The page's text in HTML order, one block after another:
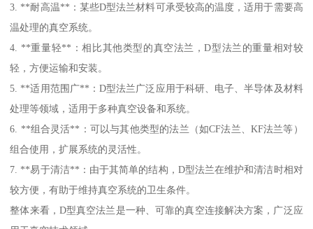
3. **耐高温**：某些D型法兰材料可承受较高的温度，适用于需要高
温处理的真空系统。
4. **重量轻**：相比其他类型的真空法兰，D型法兰的重量相对较
轻，方便运输和安装。
5. **适用范围广**：D型法兰广泛应用于科研、电子、半导体及材料
处理等领域，适用于多种真空设备和系统。
6. **组合灵活**：可以与其他类型的法兰（如CF法兰、KF法兰等）
组合使用，扩展系统的灵活性。
7. **易于清洁**：由于其简单的结构，D型法兰在维护和清洁时相对
较方便，有助于维持真空系统的卫生条件。
整体来看，D型真空法兰是一种、可靠的真空连接解决方案，广泛应